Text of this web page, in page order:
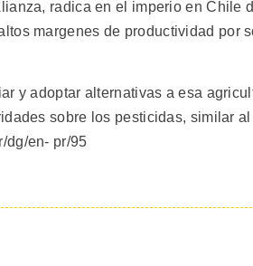
radica en el imperio en Chile
margenes de productividad por
y adoptar alternativas a esa
sobre los pesticidas, similar
dg/en- pr/95